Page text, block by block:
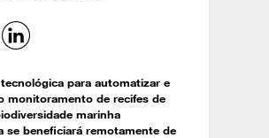
para automatizar e
monitoramento de recifes de
marinha
se beneficiará remotamente de